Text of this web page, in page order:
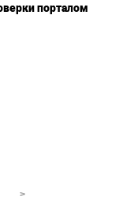
порталом